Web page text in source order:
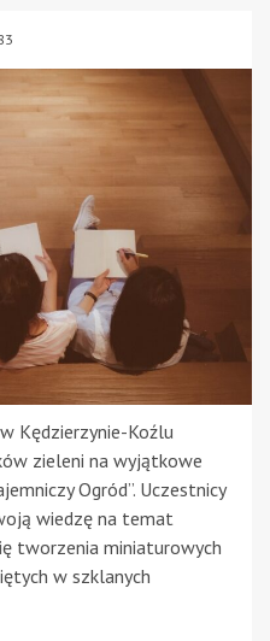
Kędzierzynie-Koźlu
zieleni na wyjątkowe
Ogród”. Uczestnicy
wiedzę na temat
tworzenia miniaturowych
w szklanych